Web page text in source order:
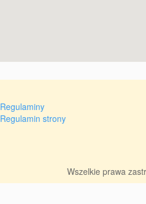
Regulaminy
Regulamin strony
Wszelkie prawa